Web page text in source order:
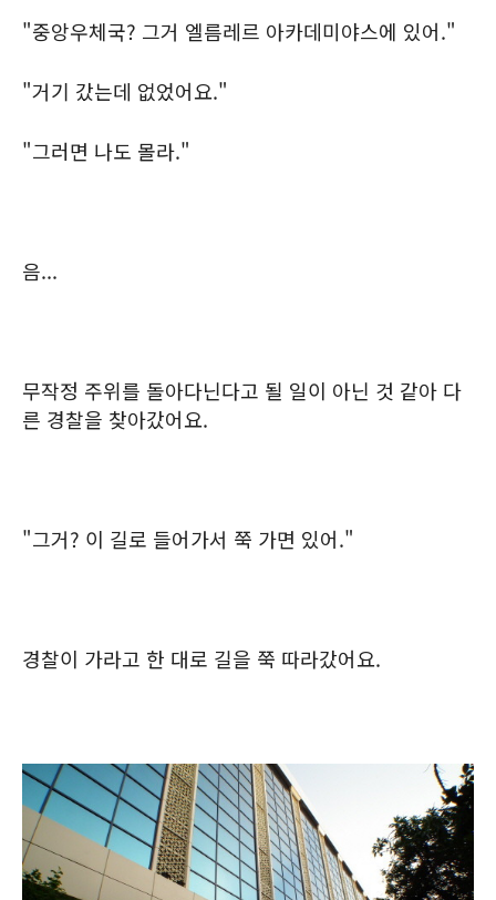
"중앙우체국? 그거 엘름레르 아카데미야스에 있어."
"거기 갔는데 없었어요."
"그러면 나도 몰라."
음...
무작정 주위를 돌아다닌다고 될 일이 아닌 것 같아 다
른 경찰을 찾아갔어요.
"그거? 이 길로 들어가서 쭉 가면 있어."
경찰이 가라고 한 대로 길을 쭉 따라갔어요.